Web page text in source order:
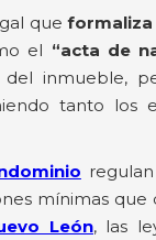
queformaliza
el “acta de
inmueble,
tanto los
mínimas
León, las